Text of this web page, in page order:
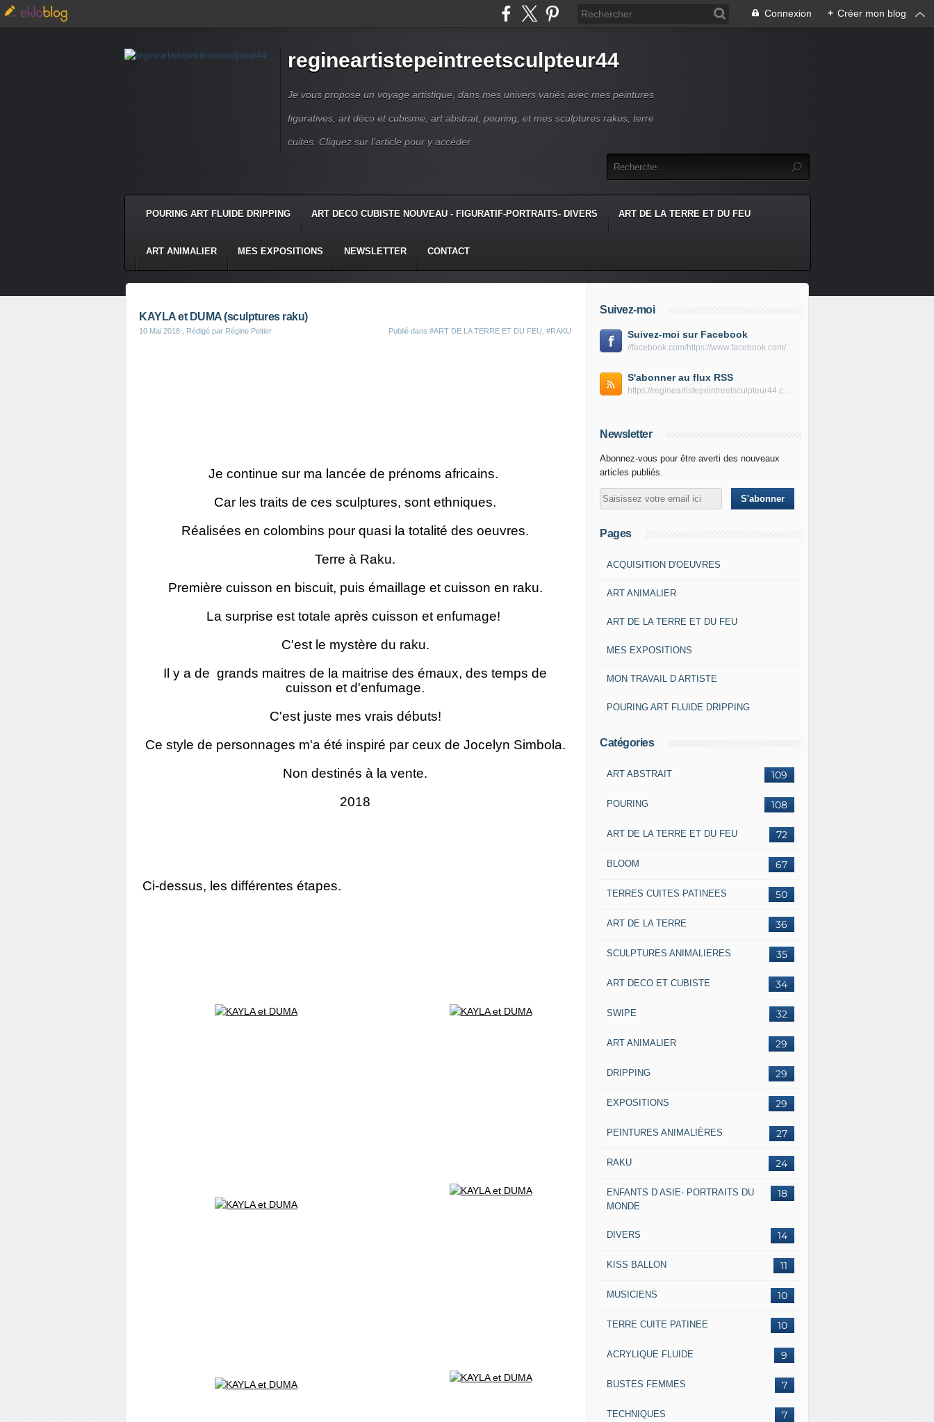
Connexion + Créer mon blog
regineartistepeintreetsculpteur44
Je vous propose un voyage artistique, dans mes univers variés avec mes peintures
figuratives, art déco et cubisme, art abstrait, pouring, et mes sculptures rakus, terre
cuites. Cliquez sur l'article pour y accéder.
POURING ART FLUIDE DRIPPING ART DECO CUBISTE NOUVEAU - FIGURATIF-PORTRAITS- DIVERS ART DE LA TERRE ET DU FEU
ART ANIMALIER MES EXPOSITIONS NEWSLETTER CONTACT
KAYLA et DUMA (sculptures raku)
10 Mai 2018 , Rédigé par Régine Peltier Publié dans #ART DE LA TERRE ET DU FEU #RAKU
Je continue sur ma lancée de prénoms africains.
Car les traits de ces sculptures, sont ethniques.
Réalisées en colombins pour quasi la totalité des oeuvres.
Terre à Raku.
Première cuisson en biscuit, puis émaillage et cuisson en raku.
La surprise est totale après cuisson et enfumage!
C'est le mystère du raku.
Il y a de grands maitres de la maitrise des émaux, des temps de
cuisson et d'enfumage.
C'est juste mes vrais débuts!
Ce style de personnages m'a été inspiré par ceux de Jocelyn Simbola.
Non destinés à la vente.
2018
Ci-dessus, les différentes étapes.
Suivez-moi
Suivez-moi sur Facebook
//facebook.com/https://www.facebook.com/peltierregine
S'abonner au flux RSS
https://regineartistepeintreetsculpteur44.com/rss
Newsletter
Abonnez-vous pour être averti des nouveaux
articles publiés.
Pages
ACQUISITION D'OEUVRES
ART ANIMALIER
ART DE LA TERRE ET DU FEU
MES EXPOSITIONS
MON TRAVAIL D ARTISTE
POURING ART FLUIDE DRIPPING
Catégories
109
ART ABSTRAIT
108
POURING
72
ART DE LA TERRE ET DU FEU
67
BLOOM
50
TERRES CUITES PATINEES
36
ART DE LA TERRE
35
SCULPTURES ANIMALIERES
34
ART DECO ET CUBISTE
32
SWIPE
29
ART ANIMALIER
29
DRIPPING
29
EXPOSITIONS
27
PEINTURES ANIMALIÈRES
24
RAKU
18
ENFANTS D ASIE- PORTRAITS DU
MONDE
14
DIVERS
11
KISS BALLON
10
MUSICIENS
10
TERRE CUITE PATINEE
9
ACRYLIQUE FLUIDE
7
BUSTES FEMMES
7
TECHNIQUES